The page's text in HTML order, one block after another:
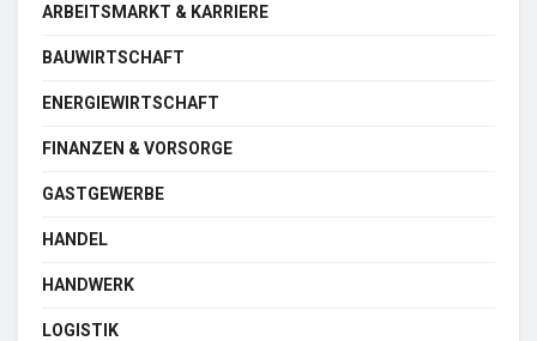
ARBEITSMARKT & KARRIERE
BAUWIRTSCHAFT
ENERGIEWIRTSCHAFT
FINANZEN & VORSORGE
GASTGEWERBE
HANDEL
HANDWERK
LOGISTIK